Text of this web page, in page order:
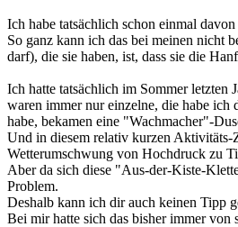
Ich habe tatsächlich schon einmal
So ganz kann ich das bei meinen nicht
darf), die sie haben, ist, dass sie die
Ich hatte tatsächlich im Sommer letzten
waren immer nur einzelne, die habe
habe, bekamen eine "Wachmacher"-
Und in diesem relativ kurzen Aktivitäts-
Wetterumschwung von Hochdruck zu
Aber da sich diese "Aus-der-Kiste-
Problem.
Deshalb kann ich dir auch keinen Tipp
Bei mir hatte sich das bisher immer von